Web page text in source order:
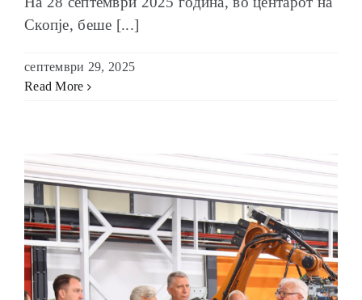
Скопје, беше [...]
септември 29, 2025
Read More